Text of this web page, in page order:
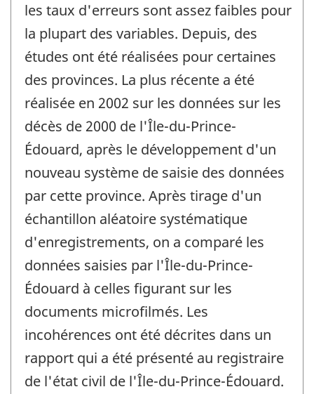
les taux d'erreurs sont assez faibles pour
la plupart des variables. Depuis, des
études ont été réalisées pour certaines
des provinces. La plus récente a été
réalisée en 2002 sur les données sur les
décès de 2000 de l'Île-du-Prince-
Édouard, après le développement d'un
nouveau système de saisie des données
par cette province. Après tirage d'un
échantillon aléatoire systématique
d'enregistrements, on a comparé les
données saisies par l'Île-du-Prince-
Édouard à celles figurant sur les
documents microfilmés. Les
incohérences ont été décrites dans un
rapport qui a été présenté au registraire
de l'état civil de l'Île-du-Prince-Édouard.